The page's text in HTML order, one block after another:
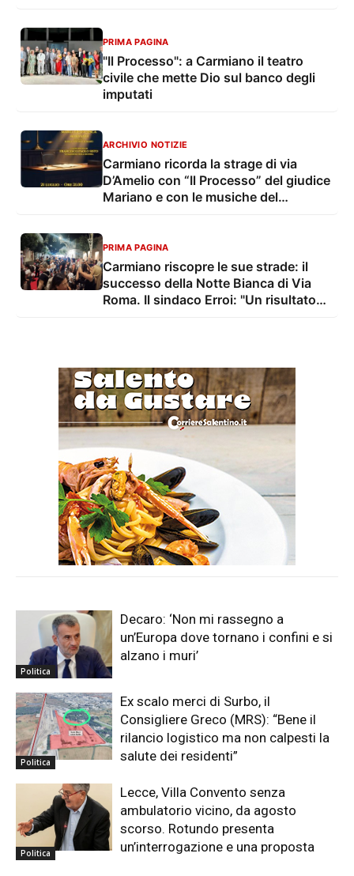
PRIMA PAGINA
"Il Processo": a Carmiano il teatro
civile che mette Dio sul banco degli
imputati
ARCHIVIO NOTIZIE
Carmiano ricorda la strage di via
D’Amelio con “Il Processo” del giudice
Mariano e con le musiche del
PRIMA PAGINA
Carmiano riscopre le sue strade: il
successo della Notte Bianca di Via
Roma. Il sindaco Erroi: "Un risultato
Politica
Decaro: ‘Non mi rassegno a
un’Europa dove tornano i confini e si
alzano i muri’
Politica
Ex scalo merci di Surbo, il
Consigliere Greco (MRS): “Bene il
rilancio logistico ma non calpesti la
salute dei residenti”
Politica
Lecce, Villa Convento senza
ambulatorio vicino, da agosto
scorso. Rotundo presenta
un’interrogazione e una proposta